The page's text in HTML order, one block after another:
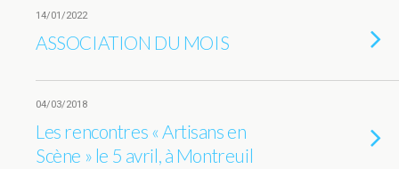
14/01/2022
ASSOCIATION DU MOIS
04/03/2018
Les rencontres « Artisans en
Scène » le 5 avril, à Montreuil